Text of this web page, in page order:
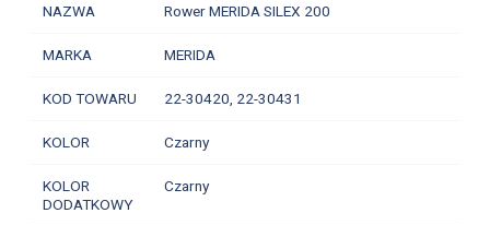
NAZWA Rower MERIDA SILEX 200
MARKA MERIDA
KOD TOWARU 22-30420, 22-30431
KOLOR Czarny
KOLOR
DODATKOWY
Czarny